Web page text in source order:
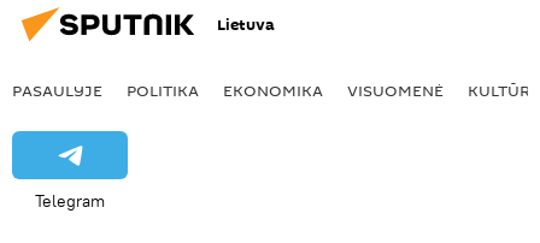
Lietuva
PASAULYJE POLITIKA EKONOMIKA VISUOMENĖ KULTŪRA
Telegram